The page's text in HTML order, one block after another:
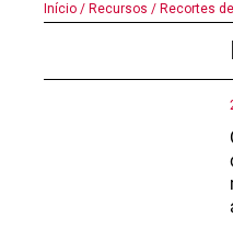
Início / Recursos / Recortes